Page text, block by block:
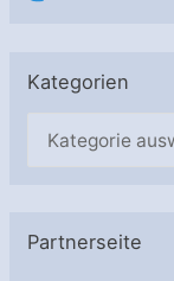
Kategorien
g
Partnerseite